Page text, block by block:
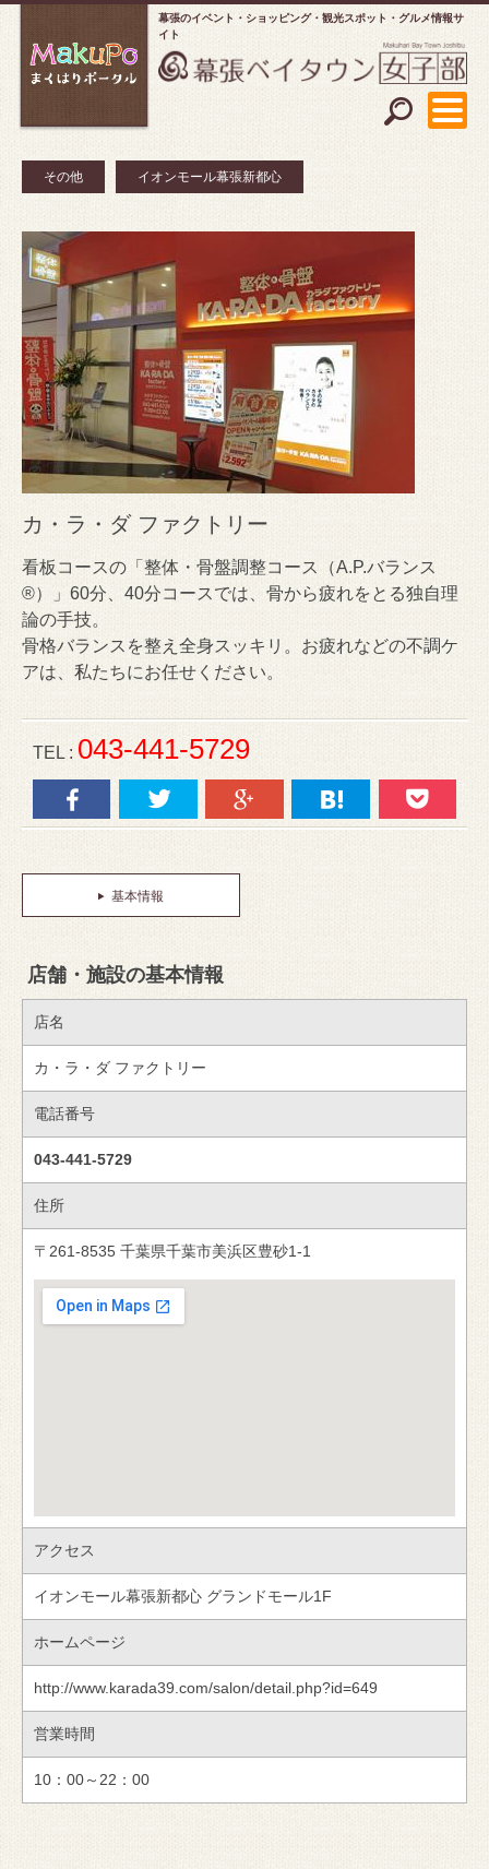
幕張のイベント・ショッピング
観光スポット・グルメ情報サ
イト
その他 イオンモール幕張新都心
カ・ラ・ダ ファクトリー
看板コースの「整体・骨盤調整コース（A.P.バランス
®）」60分、40分コースでは、骨から疲れをとる独自理
論の手技。
骨格バランスを整え全身スッキリ。お疲れなどの不調ケ
アは、私たちにお任せください。
TEL : 043-441-5729
基本情報
店舗・施設の基本情報
店名
カ・ラ・ダ ファクトリー
電話番号
043-441-5729
住所
〒261-8535 千葉県千葉市美浜区豊砂1-1
アクセス
イオンモール幕張新都心 グランドモール1F
ホームページ
http://www.karada39.com/salon/detail.php?id=649
営業時間
10：00～22：00